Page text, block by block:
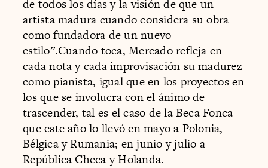
de todos los días y la visión de que un
artista madura cuando considera su obra
como fundadora de un nuevo
estilo”.Cuando toca, Mercado refleja en
cada nota y cada improvisación su madurez
como pianista, igual que en los proyectos en
los que se involucra con el ánimo de
trascender, tal es el caso de la Beca Fonca
que este año lo llevó en mayo a Polonia,
Bélgica y Rumania; en junio y julio a
República Checa y Holanda.